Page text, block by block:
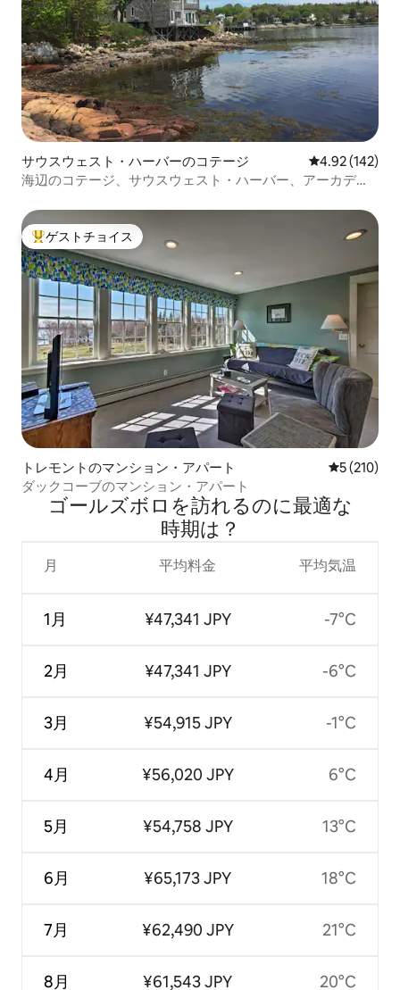
サウスウェスト・ハーバーのコテージ レビュー142
4.92 (142)
海辺のコテージ、サウスウェスト・ハーバー、アーカディ
大好評のゲストチョイスです。
ゲストチョイス
トレモントのマンション・アパート レビュー
5 (210)
ダックコーブのマンション・アパート
ゴールズボロを訪⁠れ⁠るの⁠に最⁠適⁠な
時⁠期⁠は⁠？
月
1月
2月
3月
4月
5月
6月
7月
8月
平均料金
¥47,341 JPY
¥47,341 JPY
¥54,915 JPY
¥56,020 JPY
¥54,758 JPY
¥65,173 JPY
¥62,490 JPY
¥61,543 JPY
平均気温
-7°C
-6°C
-1°C
6°C
13°C
18°C
21°C
20°C